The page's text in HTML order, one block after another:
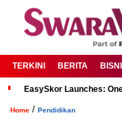
TERKINI BERITA
EasySkor Launches:
Home / Pendidikan